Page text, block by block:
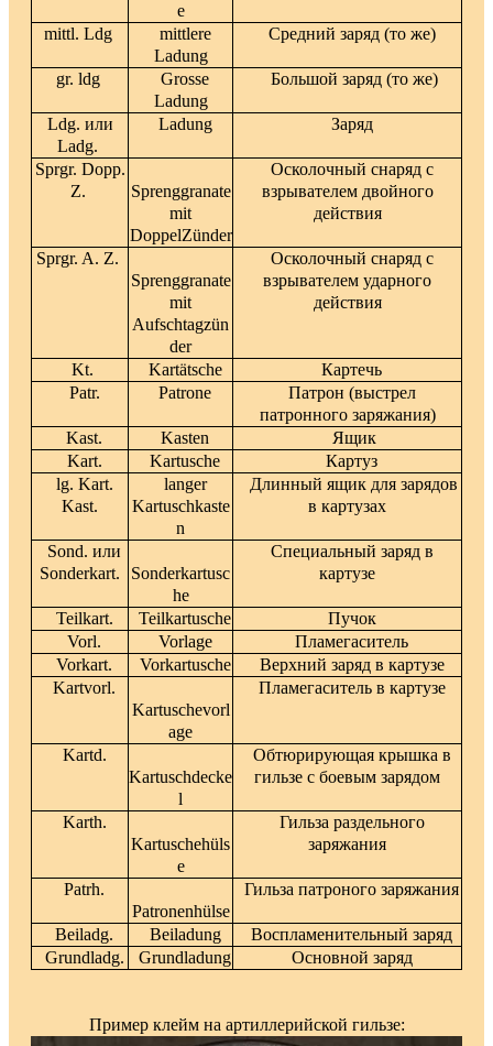
e
mittl. Ldg
mittlere
Ladung
Средний заряд (то же)
gr. ldg
Grosse
Ladung
Большой заряд (то же)
Ldg. или
Ladg.
Ladung Заряд
Sprgr. Dopp.
Z.
Sprenggranate
mit
DoppelZünder
Осколочный снаряд с
взрывателем двойного
действия
Sprgr. A. Z.
Sprenggranate
mit
Aufschtagzün
der
Осколочный снаряд с
взрывателем ударного
действия
Kt. Kartätsche
Картечь
Patr.
Patrone
Патрон (выстрел
патронного заряжания)
Kast.
Kasten
Ящик
Kart.
Kartusche
Картуз
lg. Kart.
Kast.
langer
Kartuschkaste
n
Длинный ящик для зарядов
в картузах
Sond. или
Sonderkart.
Sonderkartusc
he
Специальный заряд в
картузе
Teilkart. Teilkartusche
Пучок
Vorl.
Vorlage
Пламегаситель
Vorkart.
Vorkartusche
Верхний заряд в картузе
Kartvorl.
Kartuschevorl
age
Пламегаситель в картузе
Kartd.
Kartuschdecke
l
Обтюрирующая крышка в
гильзе с боевым зарядом
Karth.
Kartuschehüls
e
Гильза раздельного
заряжания
Patrh.
Patronenhülse
Гильза патроного заряжания
Beiladg. Beiladung
Воспламенительный заряд
Grundladg.
Grundladung Основной заряд
Пример клейм на артиллерийской гильзе: